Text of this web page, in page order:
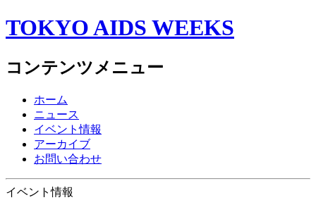
TOKYO AIDS WEEKS
コンテンツメニュー
ホーム
ニュース
イベント情報
アーカイブ
お問い合わせ
イベント情報